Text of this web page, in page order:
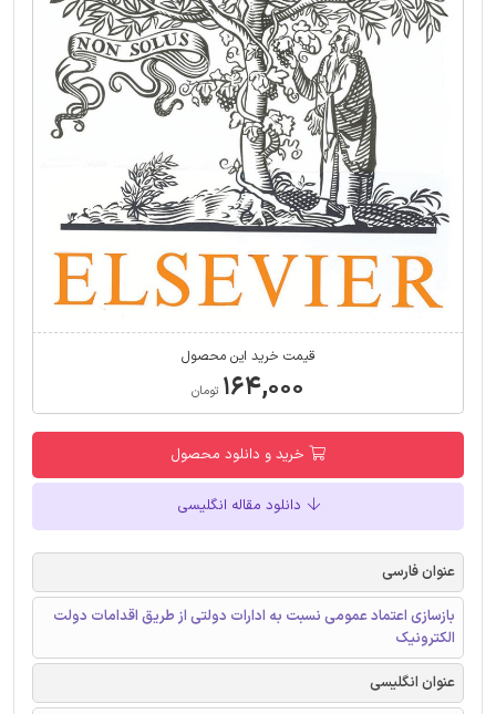
قیمت خرید این محصول
۱۶۴,۰۰۰ تومان
خرید و دانلود محصول
دانلود مقاله انگلیسی
عنوان فارسی
بازسازی اعتماد عمومی نسبت به ادارات دولتی از طریق اقدامات دولت
الکترونیک
عنوان انگلیسی